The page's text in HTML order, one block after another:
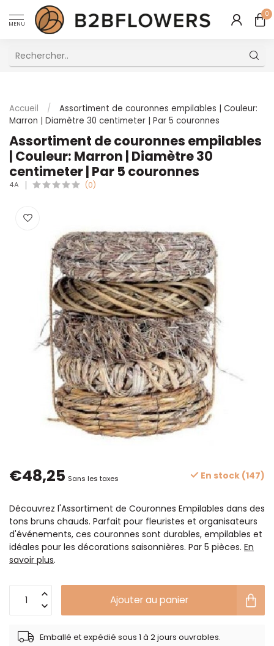
MENU
0
Accueil /
Assortiment de couronnes empilables | Couleur:
Marron | Diamètre 30 centimeter | Par 5 couronnes
Assortiment de couronnes empilables
| Couleur: Marron | Diamètre 30
centimeter | Par 5 couronnes
4A (0)
€48,25 Sans les taxes En stock (147)
Découvrez l'Assortiment de Couronnes Empilables dans des
tons bruns chauds. Parfait pour fleuristes et organisateurs
d'événements, ces couronnes sont durables, empilables et
idéales pour les décorations saisonnières. Par 5 pièces. En
savoir plus.
Ajouter au panier
Emballé et expédié sous 1 à 2 jours ouvrables.